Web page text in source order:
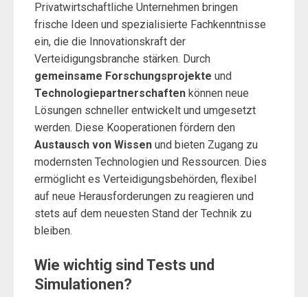
Privatwirtschaftliche Unternehmen bringen
frische Ideen und spezialisierte Fachkenntnisse
ein, die die Innovationskraft der
Verteidigungsbranche stärken. Durch
gemeinsame Forschungsprojekte und
Technologiepartnerschaften können neue
Lösungen schneller entwickelt und umgesetzt
werden. Diese Kooperationen fördern den
Austausch von Wissen und bieten Zugang zu
modernsten Technologien und Ressourcen. Dies
ermöglicht es Verteidigungsbehörden, flexibel
auf neue Herausforderungen zu reagieren und
stets auf dem neuesten Stand der Technik zu
bleiben.
Wie wichtig sind Tests und
Simulationen?